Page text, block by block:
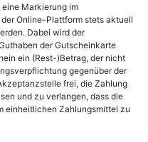
Markierung im
Online-Plattform stets aktuell
Dabei wird der
der Gutscheinkarte
ein (Rest-)Betrag, der nicht
gegenüber der
frei, die Zahlung
und zu verlangen, dass die
einheitlichen Zahlungsmittel zu